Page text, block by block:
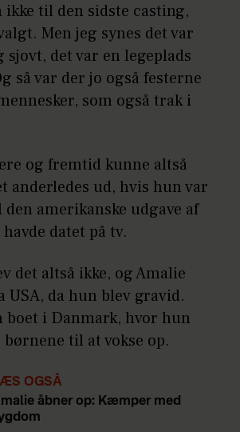
ikke til den sidste casting,
Men jeg synes det var
sjovt, det var en legeplads
så var der jo også festerne
som også trak i
og fremtid kunne altså
anderledes ud, hvis hun var
amerikanske udgave af
datet på tv.
det altså ikke, og Amalie
USA, da hun blev gravid.
boet i Danmark, hvor hun
til at vokse op.
OGSÅ
åbner op: Kæmper med